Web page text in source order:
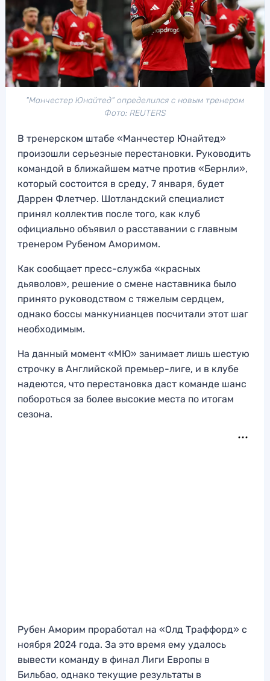
"Манчестер Юнайтед" определился с новым тренером
Фото: REUTERS
В тренерском штабе «Манчестер Юнайтед»
произошли серьезные перестановки. Руководить
командой в ближайшем матче против «Бернли»,
который состоится в среду, 7 января, будет
Даррен Флетчер. Шотландский специалист
принял коллектив после того, как клуб
официально объявил о расставании с главным
тренером Рубеном Аморимом.
Как сообщает пресс-служба «красных
дьяволов», решение о смене наставника было
принято руководством с тяжелым сердцем,
однако боссы манкунианцев посчитали этот шаг
необходимым.
На данный момент «МЮ» занимает лишь шестую
строчку в Английской премьер-лиге, и в клубе
надеются, что перестановка даст команде шанс
побороться за более высокие места по итогам
сезона.
Рубен Аморим проработал на «Олд Траффорд» с
ноября 2024 года. За это время ему удалось
вывести команду в финал Лиги Европы в
Бильбао, однако текущие результаты в